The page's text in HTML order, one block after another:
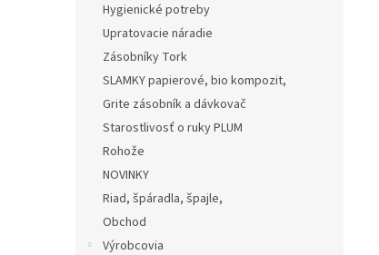
Hygienické potreby
Upratovacie náradie
Zásobníky Tork
SLAMKY papierové, bio kompozit,
Grite zásobník a dávkovač
Starostlivosť o ruky PLUM
Rohože
NOVINKY
Riad, špáradla, špajle,
Obchod
Výrobcovia